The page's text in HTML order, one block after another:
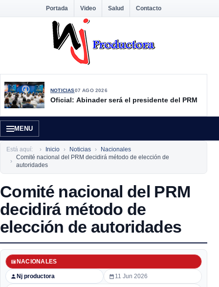
Portada Video Salud Contacto
NOTICIAS07 AGO 2026
Oficial: Abinader será el presidente del PRM
MENU
Está aquí: Inicio Noticias
Nacionales
Comité nacional del PRM decidirá método de elección de
autoridades
Comité nacional del PRM
decidirá método de
elección de autoridades
Nj productora
NACIONALES
11 Jun 2026